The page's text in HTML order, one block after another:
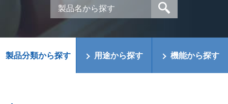
製品分類から探す 用途から探す 機能から探す